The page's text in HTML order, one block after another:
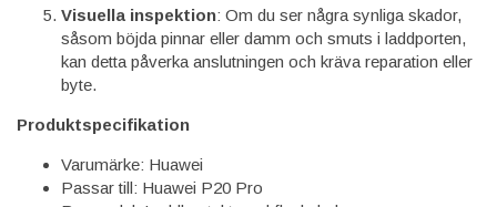
Visuella inspektion: Om du ser några synliga skador,
såsom böjda pinnar eller damm och smuts i laddporten,
kan detta påverka anslutningen och kräva reparation eller
byte.
Produktspecifikation
Varumärke: Huawei
Passar till: Huawei P20 Pro